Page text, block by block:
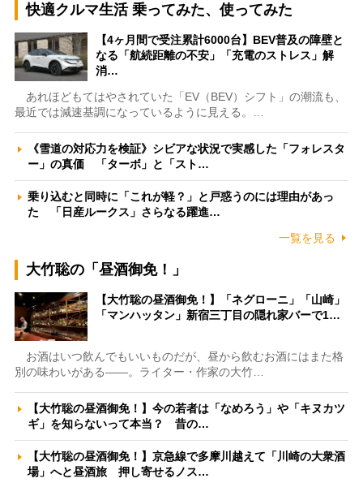
快適クルマ生活 乗ってみた、使ってみた
【4ヶ月間で受注累計6000台】BEV普及の障壁と
なる「航続距離の不安」「充電のストレス」解
消…
あれほどもてはやされていた「EV（BEV）シフト」の潮流も、
最近では減速基調になっているように見える。…
《雪道の対応力を検証》シビアな状況で実感した「フォレスタ
ー」の真価 「ターボ」と「スト…
乗り込むと同時に「これが軽？」と戸惑うのには理由があっ
た 「日産ルークス」さらなる躍進…
一覧を見る
大竹聡の「昼酒御免！」
【大竹聡の昼酒御免！】「ネグローニ」「山崎」
「マンハッタン」新宿三丁目の隠れ家バーで1…
お酒はいつ飲んでもいいものだが、昼から飲むお酒にはまた格
別の味わいがある――。ライター・作家の大竹…
【大竹聡の昼酒御免！】今の若者は「なめろう」や「キヌカツ
ギ」を知らないって本当？ 昔の…
【大竹聡の昼酒御免！】京急線で多摩川越えて「川崎の大衆酒
場」へと昼酒旅 押し寄せるノス…